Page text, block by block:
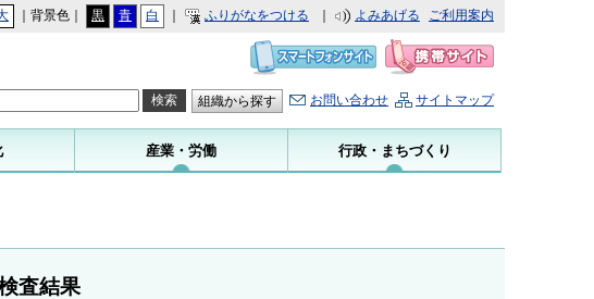
｜背景色｜ 黒 青 白 ふりがなをつける よみあげる ご利用案内
組織から探す お問い合わせ サイトマップ
産業・労働 行政・まちづくり
査結果